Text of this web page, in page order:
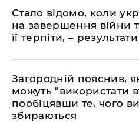
Стало відомо, коли
на завершення війни
її терпіти, –
Загородній пояснив,
можуть "використати
пообіцявши те, чого
збираються